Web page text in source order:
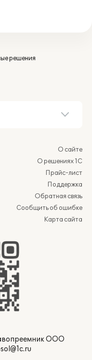
решения
О сайте
О решениях 1С
Прайс-лист
Поддержка
Обратная связь
Сообщить об ошибке
Карта сайта
ООО